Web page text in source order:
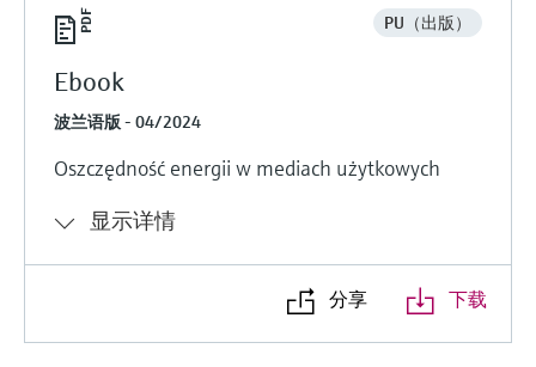
PU（出版）
Ebook
波兰语版 - 04/2024
Oszczędność energii w mediach użytkowych
显示详情
分享 下载